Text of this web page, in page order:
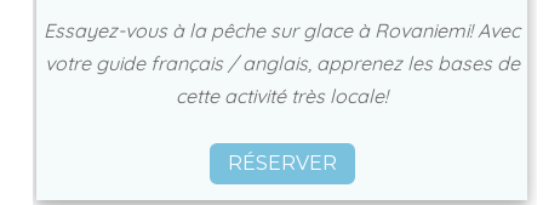
Essayez-vous à la pêche sur glace à Rovaniemi! Avec
votre guide français / anglais, apprenez les bases de
cette activité très locale!
RÉSERVER